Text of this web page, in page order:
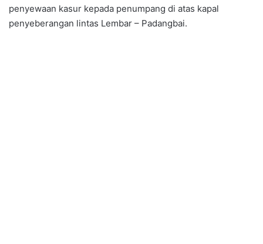
penyewaan kasur kepada penumpang di atas kapal
penyeberangan lintas Lembar – Padangbai.